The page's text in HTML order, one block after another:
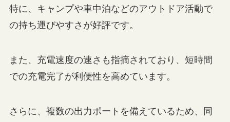
特に、キャンプや車中泊などのアウトドア活動で
の持ち運びやすさが好評です。
また、充電速度の速さも指摘されており、短時間
での充電完了が利便性を高めています。
さらに、複数の出力ポートを備えているため、同